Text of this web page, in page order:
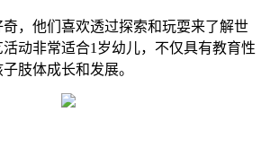
他们喜欢透过探索和玩耍来了解世
动非常适合1岁幼儿，不仅具有教育性
肢体成长和发展。